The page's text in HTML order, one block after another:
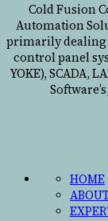
Cold Fusion
Automation
primarily dealing
control panel
YOKE), SCADA,
HOME